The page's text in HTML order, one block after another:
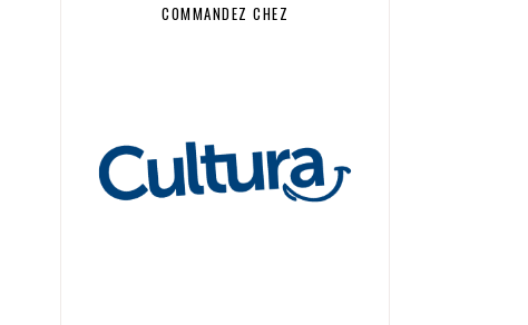
COMMANDEZ CHEZ